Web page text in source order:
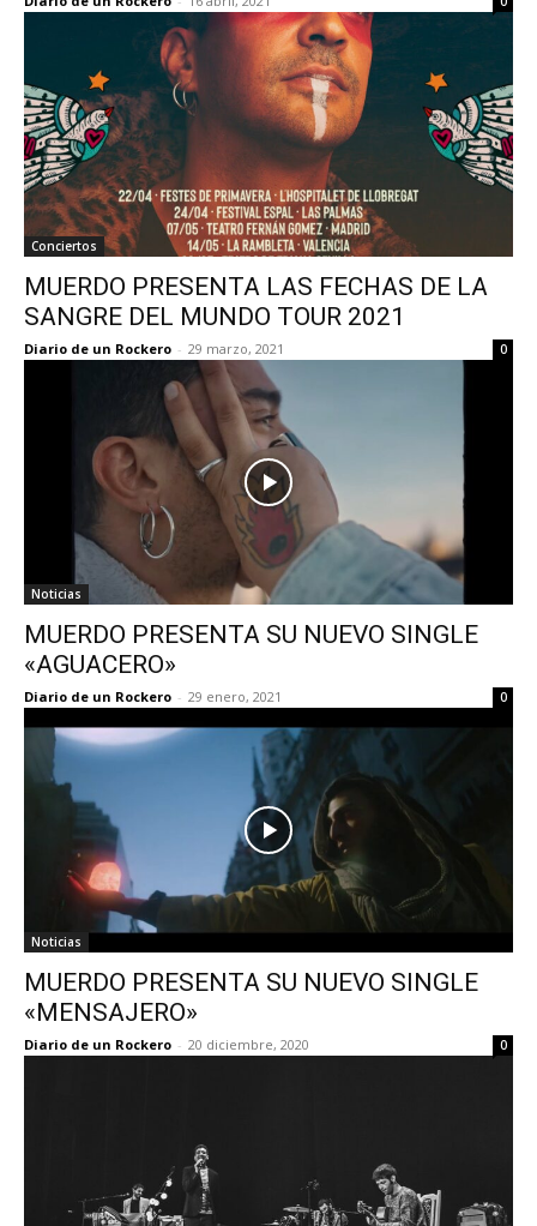
Conciertos
MUERDO PRESENTA LAS FECHAS DE LA
SANGRE DEL MUNDO TOUR 2021
Diario de un Rockero - 29 marzo, 2021 0
Noticias
MUERDO PRESENTA SU NUEVO SINGLE
«AGUACERO»
Diario de un Rockero - 29 enero, 2021 0
Noticias
MUERDO PRESENTA SU NUEVO SINGLE
«MENSAJERO»
Diario de un Rockero - 20 diciembre, 2020 0